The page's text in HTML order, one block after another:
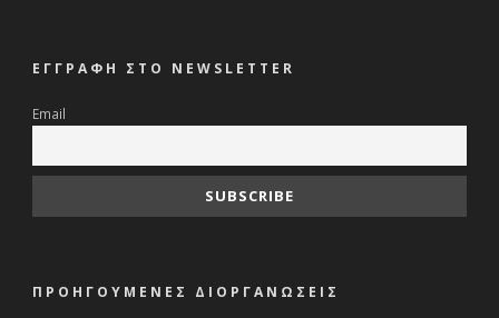
ΕΓΓΡΑΦΗ ΣΤΟ NEWSLETTER
Email
ΠΡΟΗΓΟΥΜΕΝΕΣ ΔΙΟΡΓΑΝΩΣΕΙΣ